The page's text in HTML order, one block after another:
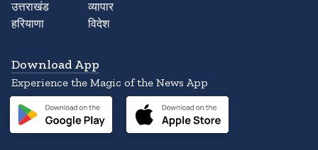
उत्तराखंड
हरियाणा
व्यापार
विदेश
Download App
Experience the Magic of the News App